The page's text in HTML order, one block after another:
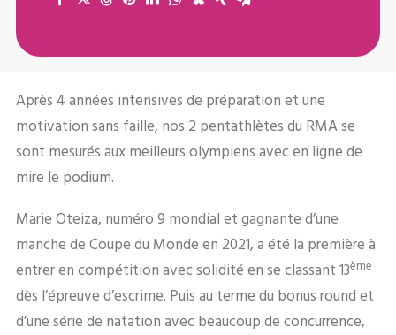
Après 4 années intensives de préparation et une
motivation sans faille, nos 2 pentathlètes du RMA se
sont mesurés aux meilleurs olympiens avec en ligne de
mire le podium.
Marie Oteiza, numéro 9 mondial et gagnante d’une
manche de Coupe du Monde en 2021, a été la première à
entrer en compétition avec solidité en se classant 13ème
dès l’épreuve d’escrime. Puis au terme du bonus round et
d’une série de natation avec beaucoup de concurrence,